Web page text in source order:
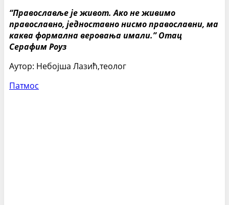
“Православље је живот. Ако не живимо
православно, једноставно нисмо православни, ма
каква формална веровања имали.” Отац
Серафим Роуз
Аутор: Небојша Лазић,теолог
Патмос